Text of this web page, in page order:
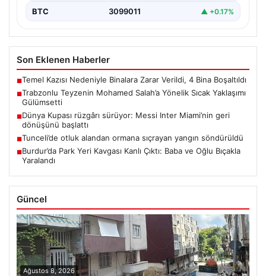
BTC 3099011 ▲ +0.17%
Son Eklenen Haberler
■Temel Kazısı Nedeniyle Binalara Zarar Verildi, 4 Bina Boşaltıldı
■Trabzonlu Teyzenin Mohamed Salah’a Yönelik Sıcak Yaklaşımı
Gülümsetti
■Dünya Kupası rüzgârı sürüyor: Messi Inter Miami’nin geri
dönüşünü başlattı
■Tunceli’de otluk alandan ormana sıçrayan yangın söndürüldü
■Burdur’da Park Yeri Kavgası Kanlı Çıktı: Baba ve Oğlu Bıçakla
Yaralandı
Güncel
Ağustos 8, 2026